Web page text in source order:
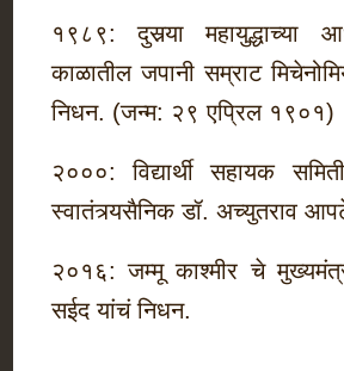
१९८९: दुसर्‍या महायुद्धाच्या
काळातील जपानी सम्राट
निधन. (जन्म: २९ एप्रिल १९०१)
२०००: विद्यार्थी सहायक
स्वातंत्र्यसैनिक डॉ. अच्युतराव
२०१६: जम्मू काश्मीर चे
सईद यांचं निधन.